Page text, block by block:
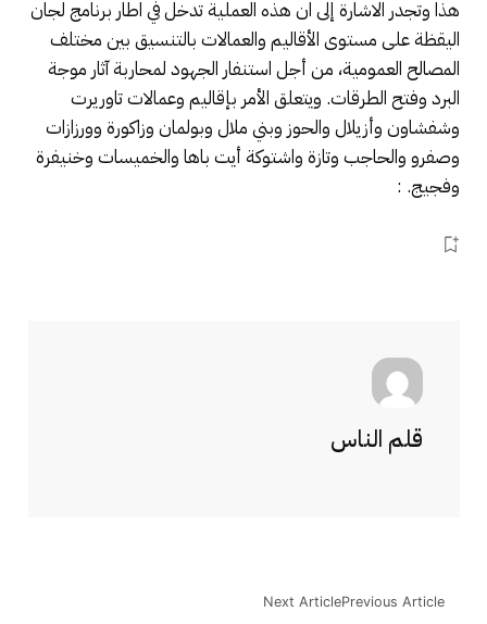
هذا وتجدر الاشارة إلى ان هذه العملية تدخل في اطار برنامج لجان
اليقظة على مستوى الأقاليم والعمالات بالتنسيق بين مختلف
المصالح العمومية، من أجل استنفار الجهود لمحاربة آثار موجة
البرد وفتح الطرقات. ويتعلق الأمر بإقاليم وعمالات تاوريرت
وشفشاون وأزيلال والحوز وبني ملال وبولمان وزاكورة وورزازات
وصفرو والحاجب وتازة واشتوكة أيت باها والخميسات وخنيفرة
وفجيج. :
قلم الناس
Previous Article
Next Article